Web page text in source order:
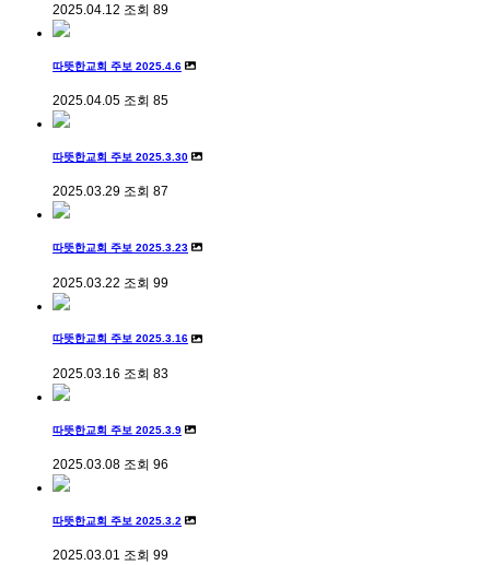
2025.04.12 조회 89
따뜻한교회 주보 2025.4.6
2025.04.05 조회 85
따뜻한교회 주보 2025.3.30
2025.03.29 조회 87
따뜻한교회 주보 2025.3.23
2025.03.22 조회 99
따뜻한교회 주보 2025.3.16
2025.03.16 조회 83
따뜻한교회 주보 2025.3.9
2025.03.08 조회 96
따뜻한교회 주보 2025.3.2
2025.03.01 조회 99